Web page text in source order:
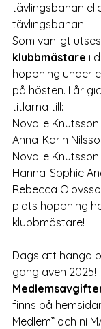
tävlingsbanan
tävlingsbanan.
Som vanligt
klubbmästare i
hoppning under
på hösten. I år
titlarna till:
Novalie
Anna-Karin
Novalie
Hanna-Sophie
Rebecca
plats hoppning
klubbmästare!
Dags att hänga
gäng även 2025!
finns på
Medlem” och ni